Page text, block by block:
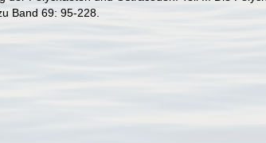
Band 69: 95-228.